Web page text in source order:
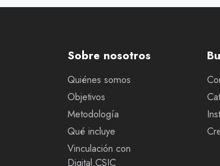
Sobre nosotros
Quiénes somos
Objetivos
Metodología
Qué incluye
Vinculación con
Digital.CSIC